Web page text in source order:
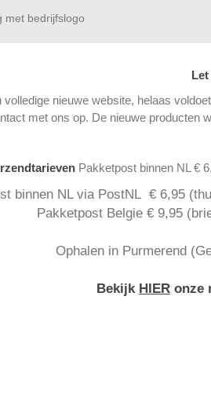
met bedrijfslogo
nieuwe website, helaas
met ons op. De nieuwe producten
Pakketpost binnen NL €
binnen NL via PostNL € 6,95
Pakketpost Belgie € 9,95
Ophalen in Purmerend
Bekijk HIER onze